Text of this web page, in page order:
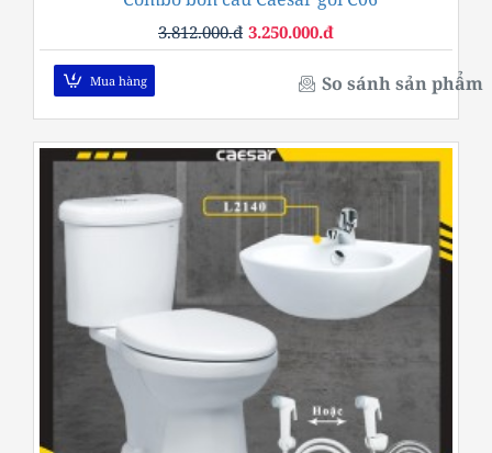
3.250.000.đ
3.812.000.đ
Mua hàng So sánh sản phẩm